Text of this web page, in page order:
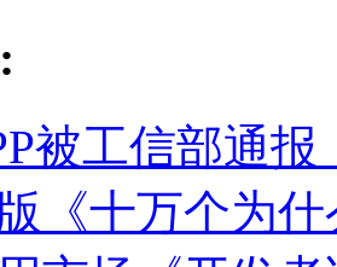
被工信部通报
《十万个为